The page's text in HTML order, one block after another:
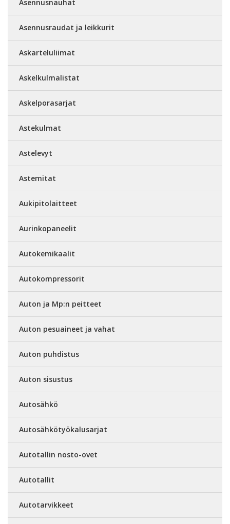
Asennusnauhat
Asennusraudat ja leikkurit
Askarteluliimat
Askelkulmalistat
Askelporasarjat
Astekulmat
Astelevyt
Astemitat
Aukipitolaitteet
Aurinkopaneelit
Autokemikaalit
Autokompressorit
Auton ja Mp:n peitteet
Auton pesuaineet ja vahat
Auton puhdistus
Auton sisustus
Autosähkö
Autosähkötyökalusarjat
Autotallin nosto-ovet
Autotallit
Autotarvikkeet